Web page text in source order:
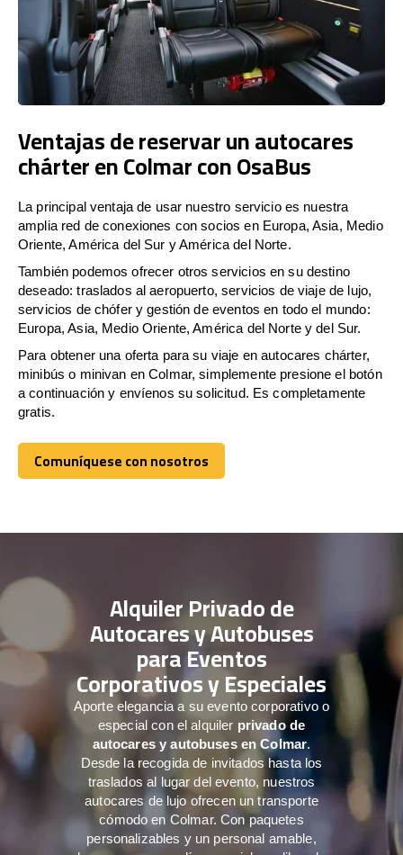
Ventajas de reservar un autocares
chárter en Colmar con OsaBus
La principal ventaja de usar nuestro servicio es nuestra
amplia red de conexiones con socios en Europa, Asia, Medio
Oriente, América del Sur y América del Norte.
También podemos ofrecer otros servicios en su destino
deseado: traslados al aeropuerto, servicios de viaje de lujo,
servicios de chófer y gestión de eventos en todo el mundo:
Europa, Asia, Medio Oriente, América del Norte y del Sur.
Para obtener una oferta para su viaje en autocares chárter,
minibús o minivan en Colmar, simplemente presione el botón
a continuación y envíenos su solicitud. Es completamente
gratis.
Comuníquese con nosotros
Comuníquese con nosotros
Alquiler Privado de
Autocares y Autobuses
para Eventos
Corporativos y Especiales
Aporte elegancia a su evento corporativo o
especial con el alquiler privado de
autocares y autobuses en Colmar.
Desde la recogida de invitados hasta los
traslados al lugar del evento, nuestros
autocares de lujo ofrecen un transporte
cómodo en Colmar. Con paquetes
personalizables y un personal amable,